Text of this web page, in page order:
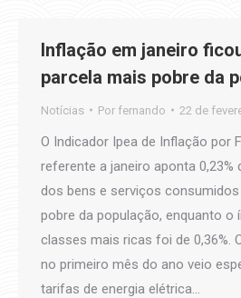
Inflação em janeiro
parcela mais pobre da
Notícias Por fernando 22 de
O Indicador Ipea de Inflação por
referente a janeiro aponta 0,23%
dos bens e serviços
pobre da população, enquanto o
classes mais ricas foi de 0,36%.
no primeiro mês do ano veio
tarifas de energia elétrica…